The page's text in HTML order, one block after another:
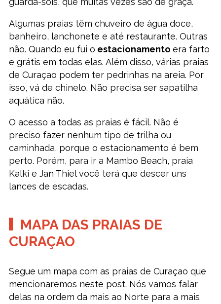
Algumas praias têm chuveiro de água doce,
banheiro, lanchonete e até restaurante. Outras
não. Quando eu fui o estacionamento era farto
e grátis em todas elas. Além disso, várias praias
de Curaçao podem ter pedrinhas na areia. Por
isso, vá de chinelo. Não precisa ser sapatilha
aquática não.
O acesso a todas as praias é fácil. Não é
preciso fazer nenhum tipo de trilha ou
caminhada, porque o estacionamento é bem
perto. Porém, para ir a Mambo Beach, praia
Kalki e Jan Thiel você terá que descer uns
lances de escadas.
MAPA DAS PRAIAS DE
CURAÇAO
Segue um mapa com as praias de Curaçao que
mencionaremos neste post. Nós vamos falar
delas na ordem da mais ao Norte para a mais